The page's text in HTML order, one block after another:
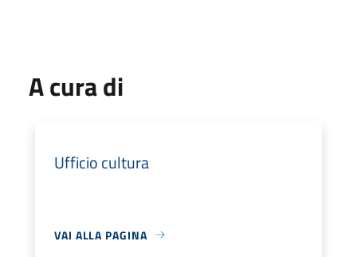
A cura di
Ufficio cultura
VAI ALLA PAGINA